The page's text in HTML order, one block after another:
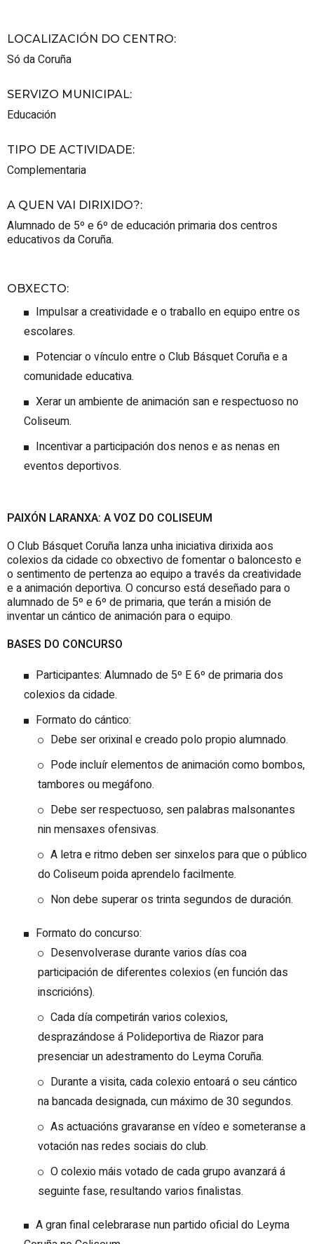
LOCALIZACIÓN DO CENTRO:
Só da Coruña
SERVIZO MUNICIPAL:
Educación
TIPO DE ACTIVIDADE:
Complementaria
A QUEN VAI DIRIXIDO?:
Alumnado de 5º e 6º de educación primaria dos centros
educativos da Coruña.
OBXECTO:
Impulsar a creatividade e o traballo en equipo entre os
escolares.
Potenciar o vínculo entre o Club Básquet Coruña e a
comunidade educativa.
Xerar un ambiente de animación san e respectuoso no
Coliseum.
Incentivar a participación dos nenos e as nenas en
eventos deportivos.
PAIXÓN LARANXA: A VOZ DO COLISEUM
O Club Básquet Coruña lanza unha iniciativa dirixida aos
colexios da cidade co obxectivo de fomentar o baloncesto e
o sentimento de pertenza ao equipo a través da creatividade
e a animación deportiva. O concurso está deseñado para o
alumnado de 5º e 6º de primaria, que terán a misión de
inventar un cántico de animación para o equipo.
BASES DO CONCURSO
Participantes: Alumnado de 5º E 6º de primaria dos
colexios da cidade.
Formato do cántico:
Debe ser orixinal e creado polo propio alumnado.
Pode incluír elementos de animación como bombos,
tambores ou megáfono.
Debe ser respectuoso, sen palabras malsonantes
nin mensaxes ofensivas.
A letra e ritmo deben ser sinxelos para que o público
do Coliseum poida aprendelo facilmente.
Non debe superar os trinta segundos de duración.
Formato do concurso:
Desenvolverase durante varios días coa
participación de diferentes colexios (en función das
inscricións).
Cada día competirán varios colexios,
desprazándose á Polideportiva de Riazor para
presenciar un adestramento do Leyma Coruña.
Durante a visita, cada colexio entoará o seu cántico
na bancada designada, cun máximo de 30 segundos.
As actuacións gravaranse en vídeo e someteranse a
votación nas redes sociais do club.
O colexio máis votado de cada grupo avanzará á
seguinte fase, resultando varios finalistas.
A gran final celebrarase nun partido oficial do Leyma